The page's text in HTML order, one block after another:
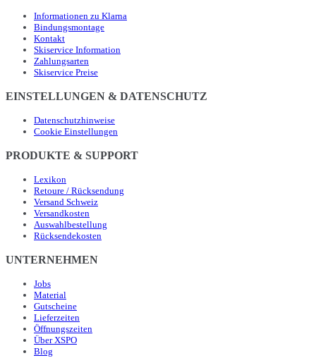
Informationen zu Klarna
Bindungsmontage
Kontakt
Skiservice Information
Zahlungsarten
Skiservice Preise
EINSTELLUNGEN & DATENSCHUTZ
Datenschutzhinweise
Cookie Einstellungen
PRODUKTE & SUPPORT
Lexikon
Retoure / Rücksendung
Versand Schweiz
Versandkosten
Auswahlbestellung
Rücksendekosten
UNTERNEHMEN
Jobs
Material
Gutscheine
Lieferzeiten
Öffnungszeiten
Über XSPO
Blog